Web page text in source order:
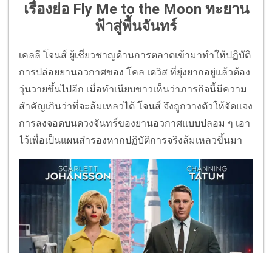
เรื่องย่อ Fly Me to the Moon ทะยาน
ฟ้าสู่พื้นจันทร์
เคลลี โจนส์ ผู้เชี่ยวชาญด้านการตลาดเข้ามาทำให้ปฏิบัติ
การปล่อยยานอวกาศของ โคล เดวิส ที่ยุ่งยากอยู่แล้วต้อง
วุ่นวายขึ้นไปอีก เมื่อทำเนียบขาวเห็นว่าภารกิจนี้มีความ
สำคัญเกินว่าที่จะล้มเหลวได้ โจนส์ จึงถูกวางตัวให้จัดแจง
การลงจอดบนดวงจันทร์ของยานอวกาศแบบปลอม ๆ เอา
ไว้เพื่อเป็นแผนสำรองหากปฏิบัติการจริงล้มเหลวขึ้นมา